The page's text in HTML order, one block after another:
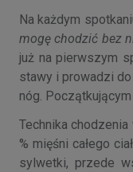
Na każdym
mogę chodzić bez
już na pierwszym
stawy i prowadzi
nóg.
Technika
% mięśni całego
sylwetki, przede